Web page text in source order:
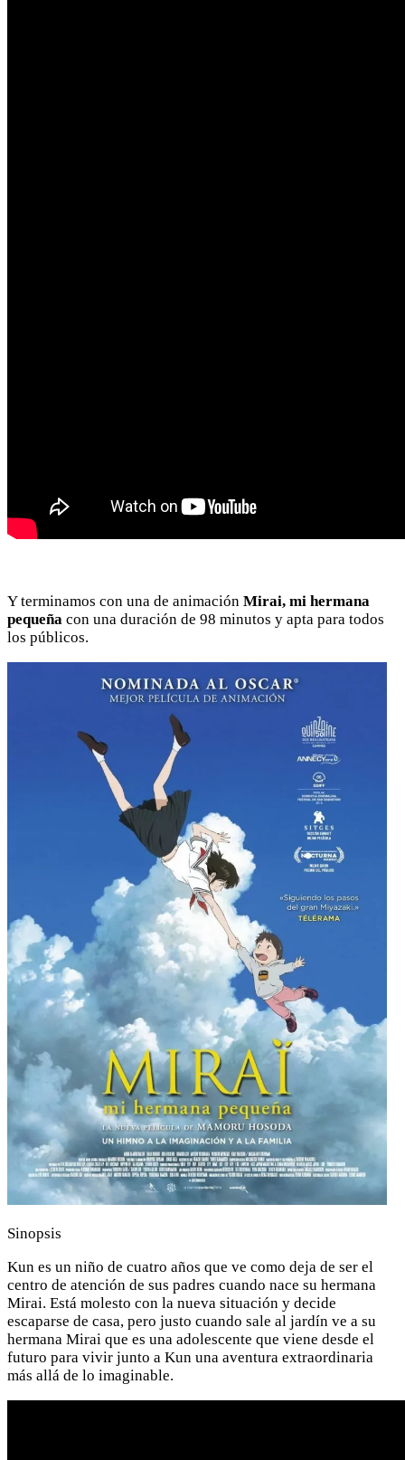
Y terminamos con una de animación Mirai, mi hermana
pequeña con una duración de 98 minutos y apta para todos
los públicos.
Sinopsis
Kun es un niño de cuatro años que ve como deja de ser el
centro de atención de sus padres cuando nace su hermana
Mirai. Está molesto con la nueva situación y decide
escaparse de casa, pero justo cuando sale al jardín ve a su
hermana Mirai que es una adolescente que viene desde el
futuro para vivir junto a Kun una aventura extraordinaria
más allá de lo imaginable.